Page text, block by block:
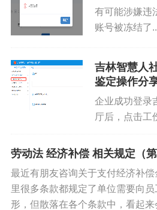
：如果因为生育困难需
体外受精），可以选择经过
些费用可以由医保基金支付
产前检查费用保障 ：
解读：怀孕期间进行产前检
有可能涉嫌违
账号被冻结了
吉林智慧人
鉴定操作分
企业成功登录
厅后，点击工
能力初次鉴定
入。劳动能力
劳动法 经济补偿 相关规定（第
最近有朋友咨询关于支付经济补
里很多条款都规定了单位需要向
形，但散落在各个条款中，看起来